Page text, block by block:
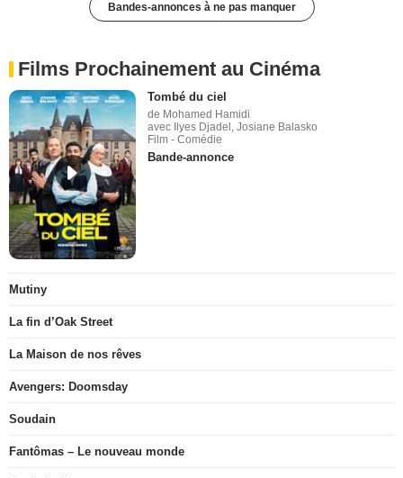
Bandes-annonces à ne pas manquer
Films Prochainement au Cinéma
Tombé du ciel
de Mohamed Hamidi
avec Ilyes Djadel, Josiane Balasko
Film - Comédie
Bande-annonce
Mutiny
La fin d’Oak Street
La Maison de nos rêves
Avengers: Doomsday
Soudain
Fantômas – Le nouveau monde